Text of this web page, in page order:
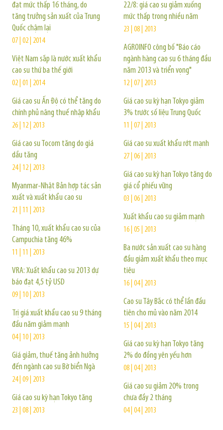
đạt mức thấp 16 tháng, do
tăng trưởng sản xuất của Trung
Quốc chậm lại
07 | 02 | 2014
Việt Nam sắp là nước xuất khẩu
cao su thứ ba thế giới
02 | 01 | 2014
Giá cao su Ấn Độ có thể tăng do
chính phủ nâng thuế nhập khẩu
26 | 12 | 2013
Giá cao su Tocom tăng do giá
dầu tăng
24 | 12 | 2013
Myanmar-Nhật Bản hợp tác sản
xuất và xuất khẩu cao su
21 | 11 | 2013
Tháng 10, xuất khẩu cao su của
Campuchia tăng 46%
11 | 11 | 2013
VRA: Xuất khẩu cao su 2013 dự
báo đạt 4,5 tỷ USD
09 | 10 | 2013
Trị giá xuất khẩu cao su 9 tháng
đầu năm giảm mạnh
04 | 10 | 2013
Giá giảm, thuế tăng ảnh hưởng
đến ngành cao su Bờ biển Ngà
24 | 09 | 2013
Giá cao su kỳ hạn Tokyo tăng
23 | 08 | 2013
22/8: giá cao su giảm xuống
mức thấp trong nhiều năm
23 | 08 | 2013
AGROINFO công bố "Báo cáo
ngành hàng cao su 6 tháng đầu
năm 2013 và triển vọng"
12 | 07 | 2013
Giá cao su kỳ hạn Tokyo giảm
3% trước số liệu Trung Quốc
11 | 07 | 2013
Giá cao su xuất khẩu rớt mạnh
27 | 06 | 2013
Giá cao su kỳ hạn Tokyo tăng do
giá cổ phiếu vững
03 | 06 | 2013
Xuất khẩu cao su giảm mạnh
16 | 05 | 2013
Ba nước sản xuất cao su hàng
đầu giảm xuất khẩu theo mục
tiêu
16 | 04 | 2013
Cao su Tây Bắc có thể lần đầu
tiên cho mủ vào năm 2014
15 | 04 | 2013
Giá cao su kỳ hạn Tokyo tăng
2% do đồng yên yếu hơn
08 | 04 | 2013
Giá cao su giảm 20% trong
chưa đầy 2 tháng
04 | 04 | 2013